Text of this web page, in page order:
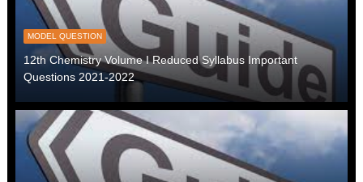
MODEL QUESTION
12th Chemistry Volume I Reduced Syllabus Important
Questions 2021-2022